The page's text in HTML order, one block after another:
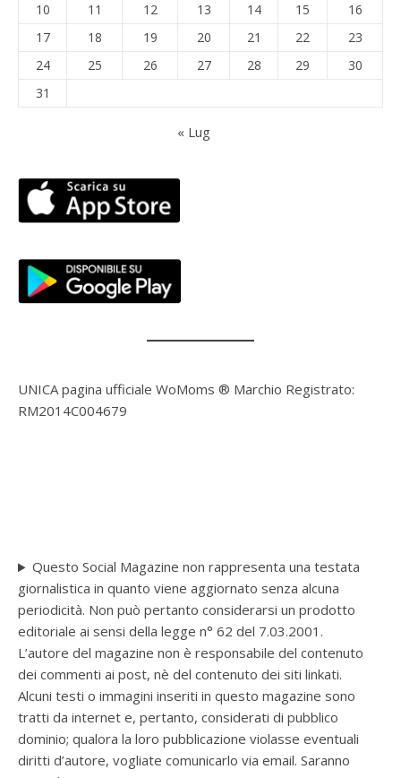
10
11 12 13 14 15
16
17
18 19 20 21 22
23
24
25 26 27 28 29
30
31
« Lug
UNICA pagina ufficiale WoMoms ® Marchio Registrato:
RM2014C004679
Questo Social Magazine non rappresenta una testata
giornalistica in quanto viene aggiornato senza alcuna
periodicità. Non può pertanto considerarsi un prodotto
editoriale ai sensi della legge n° 62 del 7.03.2001.
L’autore del magazine non è responsabile del contenuto
dei commenti ai post, nè del contenuto dei siti linkati.
Alcuni testi o immagini inseriti in questo magazine sono
tratti da internet e, pertanto, considerati di pubblico
dominio; qualora la loro pubblicazione violasse eventuali
diritti d’autore, vogliate comunicarlo via email. Saranno